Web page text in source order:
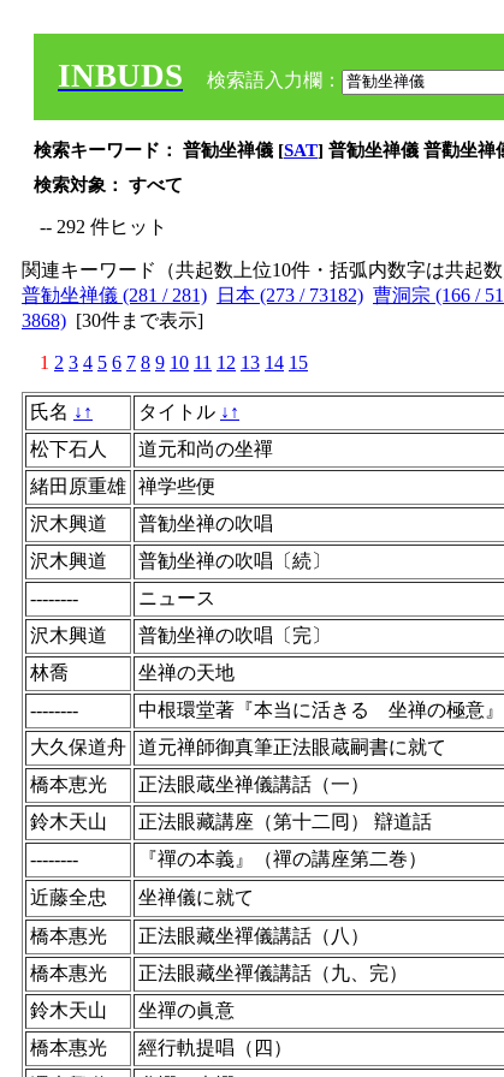
INBUDS 検索語入力欄：
検索キーワード： 普勧坐禅儀 [SAT] 普勧坐禅儀 普勸坐禅
検索対象： すべて
-- 292 件ヒット
関連キーワード（共起数上位10件・括弧内数字は共起
普勧坐禅儀 (281 / 281)
日本 (273 / 73182) 曹洞宗 (166 /
3868) [30件まで表示]
1 2 3 4 5 6 7 8 9 10 11 12 13 14 15
氏名 ↓ ↑ タイトル ↓ ↑
松下石人
道元和尚の坐禪
緒田原重雄 禅学些便
沢木興道
普勧坐禅の吹唱
沢木興道
普勧坐禅の吹唱〔続〕
--------
ニュース
沢木興道
普勧坐禅の吹唱〔完〕
林喬
坐禅の天地
--------
中根環堂著『本当に活きる 坐禅の極意』
大久保道舟 道元禅師御真筆正法眼蔵嗣書に就て
橋本恵光
正法眼蔵坐禅儀講話（一）
鈴木天山
正法眼藏講座（第十二囘） 辯道話
--------
『禪の本義』（禪の講座第二巻）
近藤全忠
坐禅儀に就て
橋本惠光
正法眼藏坐禪儀講話（八）
橋本惠光
正法眼藏坐禪儀講話（九、完）
鈴木天山
坐禪の眞意
橋本惠光
經行軌提唱（四）